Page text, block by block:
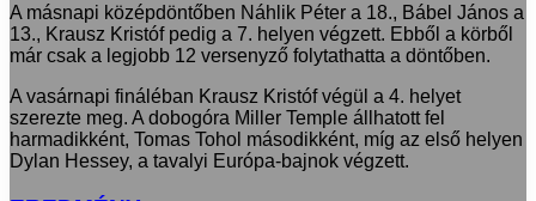
A másnapi középdöntőben Náhlik Péter a 18., Bábel János a
13., Krausz Kristóf pedig a 7. helyen végzett. Ebből a körből
már csak a legjobb 12 versenyző folytathatta a döntőben.
A vasárnapi fináléban Krausz Kristóf végül a 4. helyet
szerezte meg. A dobogóra Miller Temple állhatott fel
harmadikként, Tomas Tohol másodikként, míg az első helyen
Dylan Hessey, a tavalyi Európa-bajnok végzett.